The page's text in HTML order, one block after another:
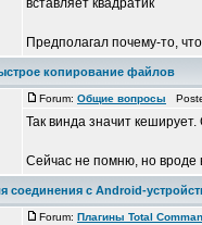
вставляет квадратик 
Предполагал почему-то,
копирование файлов
Forum: Общие вопросы
Так винда значит
Сейчас не помню, но вроде
соединения с Android-
Forum: Плагины Total